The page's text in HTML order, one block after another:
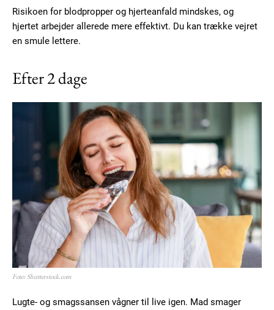
Risikoen for blodpropper og hjerteanfald mindskes, og
hjertet arbejder allerede mere effektivt. Du kan trække vejret
en smule lettere.
Efter 2 dage
Foto: Shutterstock.com
Lugte- og smagssansen vågner til live igen. Mad smager